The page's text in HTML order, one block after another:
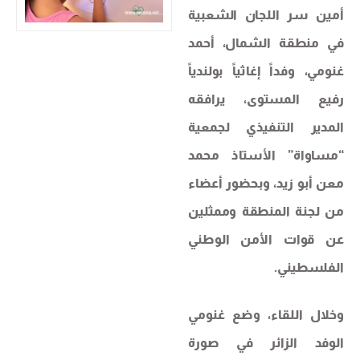
أمين سر اللجان الشعبية
في منطقة الشمال، أحمد
غنومي، وفداً إغاثياً بولندياً
رفيع المستوى، يرافقه
المدير التنفيذي لجمعية
“مساواة” الأستاذ محمد
معن أبو زيد، وبحضور أعضاء
من لجنة المنطقة وممثلين
عن قوات الأمن الوطني
الفلسطيني.
وخلال اللقاء، وضع غنومي
الوفد الزائر في صورة